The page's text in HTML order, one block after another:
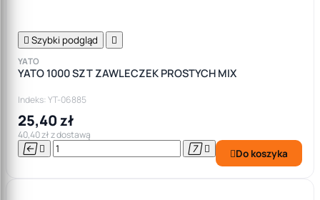
 Szybki podgląd 
YATO
YATO 1000 SZT ZAWLECZEK PROSTYCH MIX
Indeks: YT-06885
25,40 zł
40,40 zł z dostawą
    Do koszyka